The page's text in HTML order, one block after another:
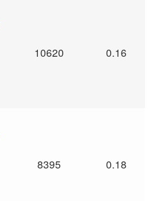
10620 0.16
8395 0.18